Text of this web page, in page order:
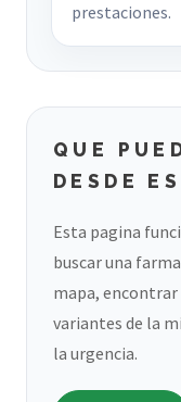
prestaciones.
QUE
DESDE
Esta pagina
buscar una
mapa, encontrar
variantes de la
la urgencia.